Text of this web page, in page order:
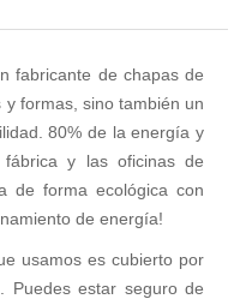
fabricante de chapas de
formas, sino también un
80% de la energía y
fábrica y las oficinas de
de forma ecológica con
de energía!
usamos es cubierto por
Puedes estar seguro de